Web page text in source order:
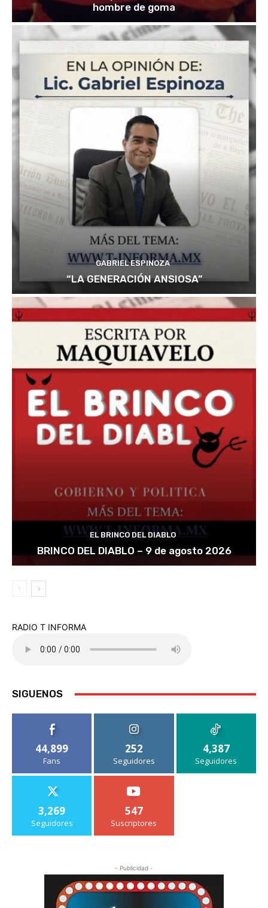
hombre de goma
GABRIEL ESPINOZA
“LA GENERACIÓN ANSIOSA”
EL BRINCO DEL DIABLO
BRINCO DEL DIABLO – 9 de agosto 2026
RADIO T INFORMA
SIGUENOS
44,899
Fans
252
Seguidores
4,387
Seguidores
3,269
Seguidores
547
Suscriptores
- Publicidad -